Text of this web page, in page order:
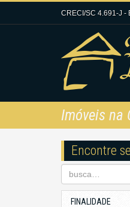
CRECI/SC 4.691-J -
Imóveis na
Encontre
FINALIDADE